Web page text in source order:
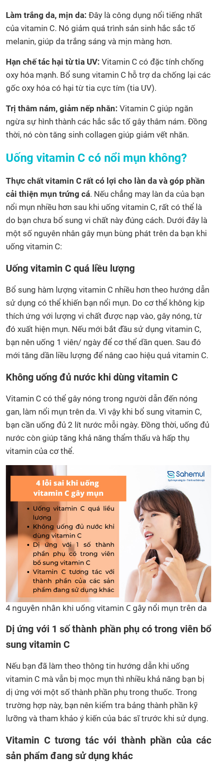
Làm trắng da, mịn da: Đây là công dụng nổi tiếng nhất
của vitamin C. Nó giảm quá trình sản sinh hắc sắc tố
melanin, giúp da trắng sáng và mịn màng hơn.
Hạn chế tác hại từ tia UV: Vitamin C có đặc tính chống
oxy hóa mạnh. Bổ sung vitamin C hỗ trợ da chống lại các
gốc oxy hóa có hại từ tia cực tím (tia UV).
Trị thâm nám, giảm nếp nhăn: Vitamin C giúp ngăn
ngừa sự hình thành các hắc sắc tố gây thâm nám. Đồng
thời, nó còn tăng sinh collagen giúp giảm vết nhăn.
Uống vitamin C có nổi mụn không?
Thực chất vitamin C rất có lợi cho làn da và góp phần
cải thiện mụn trứng cá. Nếu chẳng may làn da của bạn
nổi mụn nhiều hơn sau khi uống vitamin C, rất có thể là
do bạn chưa bổ sung vi chất này đúng cách. Dưới đây là
một số nguyên nhân gây mụn bùng phát trên da bạn khi
uống vitamin C:
Uống vitamin C quá liều lượng
Bổ sung hàm lượng vitamin C nhiều hơn theo hướng dẫn
sử dụng có thể khiến bạn nổi mụn. Do cơ thể không kịp
thích ứng với lượng vi chất được nạp vào, gây nóng, từ
đó xuất hiện mụn. Nếu mới bắt đầu sử dụng vitamin C,
bạn nên uống 1 viên/ ngày để cơ thể dần quen. Sau đó
mới tăng dần liều lượng để nâng cao hiệu quả vitamin C.
Không uống đủ nước khi dùng vitamin C
Vitamin C có thể gây nóng trong người dẫn đến nóng
gan, làm nổi mụn trên da. Vì vậy khi bổ sung vitamin C,
bạn cần uống đủ 2 lít nước mỗi ngày. Đồng thời, uống đủ
nước còn giúp tăng khả năng thẩm thấu và hấp thụ
vitamin của cơ thể.
4 nguyên nhân khi uống vitamin C gây nổi mụn trên da
Dị ứng với 1 số thành phần phụ có trong viên bổ
sung vitamin C
Nếu bạn đã làm theo thông tin hướng dẫn khi uống
vitamin C mà vẫn bị mọc mụn thì nhiều khả năng bạn bị
dị ứng với một số thành phần phụ trong thuốc. Trong
trường hợp này, bạn nên kiểm tra bảng thành phần kỹ
lưỡng và tham khảo ý kiến của bác sĩ trước khi sử dụng.
Vitamin C tương tác với thành phần của các
sản phẩm đang sử dụng khác